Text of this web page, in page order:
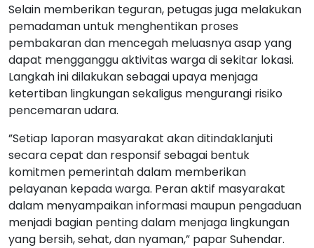
Selain memberikan teguran, petugas juga melakukan
pemadaman untuk menghentikan proses
pembakaran dan mencegah meluasnya asap yang
dapat mengganggu aktivitas warga di sekitar lokasi.
Langkah ini dilakukan sebagai upaya menjaga
ketertiban lingkungan sekaligus mengurangi risiko
pencemaran udara.
”Setiap laporan masyarakat akan ditindaklanjuti
secara cepat dan responsif sebagai bentuk
komitmen pemerintah dalam memberikan
pelayanan kepada warga. Peran aktif masyarakat
dalam menyampaikan informasi maupun pengaduan
menjadi bagian penting dalam menjaga lingkungan
yang bersih, sehat, dan nyaman,” papar Suhendar.